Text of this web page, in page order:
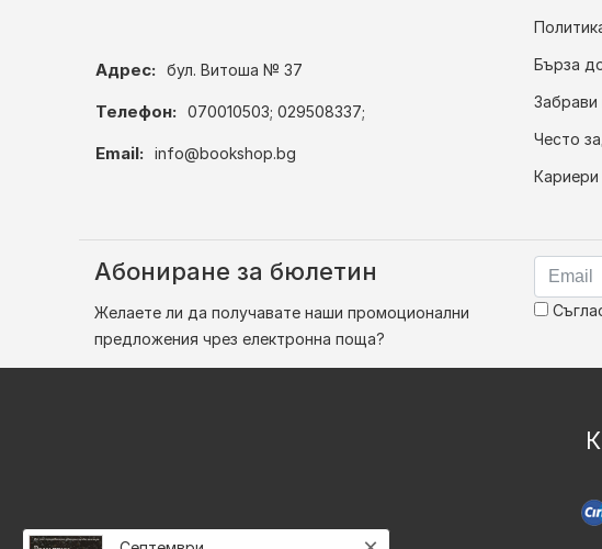
Адрес: бул. Витоша № 37
Телефон: 070010503; 029508337;
Email: info@bookshop.bg
Бърза
Забрави
Често
Кариери
Абониране за бюлетин
Желаете ли да получавате наши промоционални
предложения чрез електронна поща?